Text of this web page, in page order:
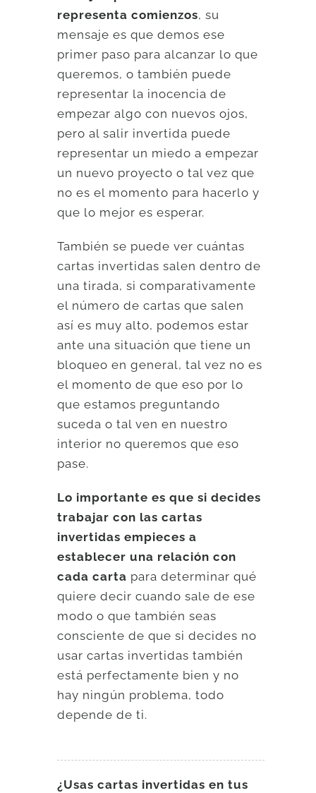
representa comienzos, su
mensaje es que demos ese
primer paso para alcanzar lo que
queremos, o también puede
representar la inocencia de
empezar algo con nuevos ojos,
pero al salir invertida puede
representar un miedo a empezar
un nuevo proyecto o tal vez que
no es el momento para hacerlo y
que lo mejor es esperar.
También se puede ver cuántas
cartas invertidas salen dentro de
una tirada, si comparativamente
el número de cartas que salen
así es muy alto, podemos estar
ante una situación que tiene un
bloqueo en general, tal vez no es
el momento de que eso por lo
que estamos preguntando
suceda o tal ven en nuestro
interior no queremos que eso
pase.
Lo importante es que si decides
trabajar con las cartas
invertidas empieces a
establecer una relación con
cada carta para determinar qué
quiere decir cuando sale de ese
modo o que también seas
consciente de que si decides no
usar cartas invertidas también
está perfectamente bien y no
hay ningún problema, todo
depende de ti.
¿Usas cartas invertidas en tus